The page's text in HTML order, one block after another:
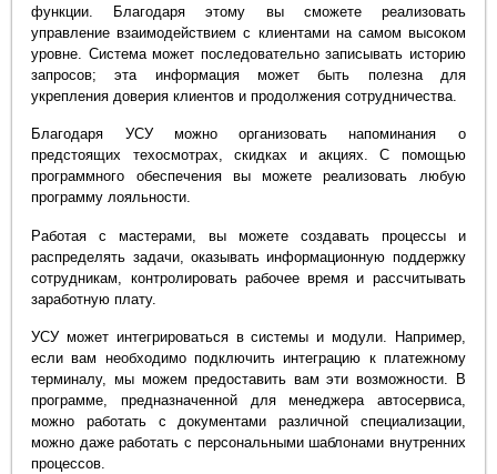
функции. Благодаря этому вы сможете реализовать
управление взаимодействием с клиентами на самом высоком
уровне. Система может последовательно записывать историю
запросов; эта информация может быть полезна для
укрепления доверия клиентов и продолжения сотрудничества.
Благодаря УСУ можно организовать напоминания о
предстоящих техосмотрах, скидках и акциях. С помощью
программного обеспечения вы можете реализовать любую
программу лояльности.
Работая с мастерами, вы можете создавать процессы и
распределять задачи, оказывать информационную поддержку
сотрудникам, контролировать рабочее время и рассчитывать
заработную плату.
УСУ может интегрироваться в системы и модули. Например,
если вам необходимо подключить интеграцию к платежному
терминалу, мы можем предоставить вам эти возможности. В
программе, предназначенной для менеджера автосервиса,
можно работать с документами различной специализации,
можно даже работать с персональными шаблонами внутренних
процессов.